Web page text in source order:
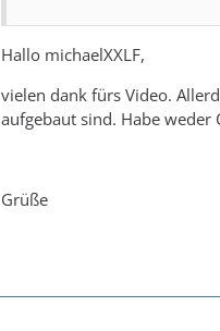
Hallo michaelXXLF,
vielen dank fürs Video.
aufgebaut sind. Habe weder
Grüße